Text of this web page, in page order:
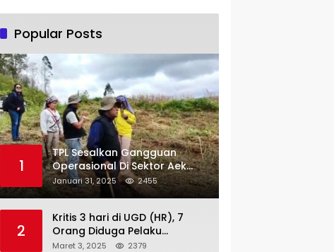
Popular Posts
1
TPL Sesalkan Gangguan
Operasional Di Sektor Aek
Nauli
Januari 31, 2025 2455
2
Kritis 3 hari di UGD (HR), 7
Orang Diduga Pelaku
Pengeroyokan di Lift KTV
Maret 3, 2025 2379